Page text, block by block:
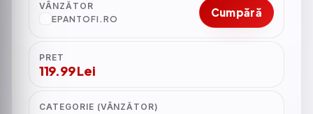
VÂNZĂTOR
EPANTOFI.RO
Cumpără
PRET
119.99 Lei
CATEGORIE (VÂNZĂTOR)